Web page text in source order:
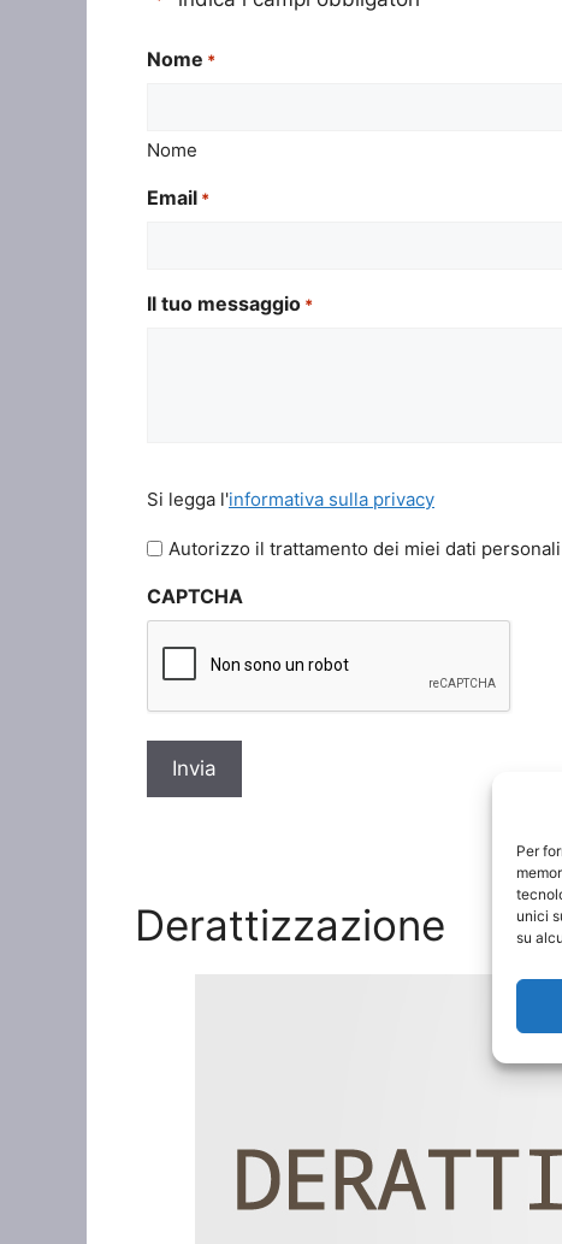
Per
unici
su
Nome *
Nome
Email *
Il tuo messaggio *
legga
l'informativa
privacy
Si legga l'informativa sulla privacy
Autorizzo il trattamento dei miei dati personali
CAPTCHA
Derattizzazione